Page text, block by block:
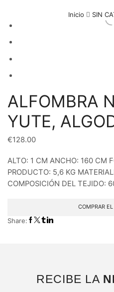
Inicio SIN
ALFOMBRA
YUTE,
€128.00
ALTO: 1 CM ANCHO: 160 CM
PRODUCTO: 5,6 KG
COMPOSICIÓN DEL TEJIDO:
COMPRAR
Share:
RECIBE LA